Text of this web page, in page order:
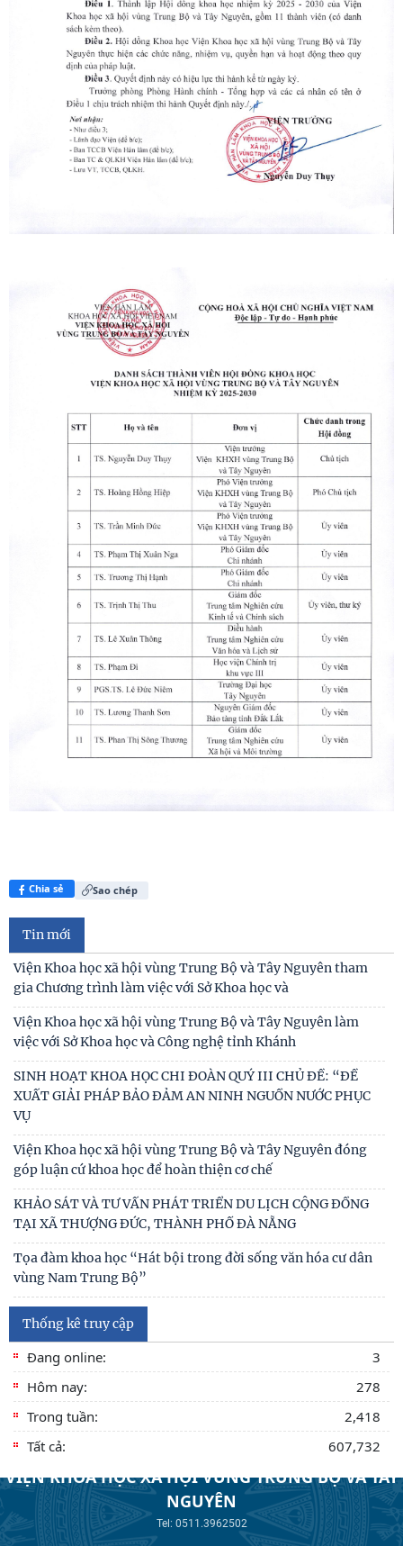
Chia sẻ Sao chép
Tin mới
Viện Khoa học xã hội vùng Trung Bộ và Tây Nguyên tham
gia Chương trình làm việc với Sở Khoa học và
Viện Khoa học xã hội vùng Trung Bộ và Tây Nguyên làm
việc với Sở Khoa học và Công nghệ tỉnh Khánh
SINH HOẠT KHOA HỌC CHI ĐOÀN QUÝ III CHỦ ĐỀ: “ĐỀ
XUẤT GIẢI PHÁP BẢO ĐẢM AN NINH NGUỒN NƯỚC PHỤC
VỤ
Viện Khoa học xã hội vùng Trung Bộ và Tây Nguyên đóng
góp luận cứ khoa học để hoàn thiện cơ chế
KHẢO SÁT VÀ TƯ VẤN PHÁT TRIỂN DU LỊCH CỘNG ĐỒNG
TẠI XÃ THƯỢNG ĐỨC, THÀNH PHỐ ĐÀ NẴNG
Tọa đàm khoa học “Hát bội trong đời sống văn hóa cư dân
vùng Nam Trung Bộ”
Kinh nghiệm quốc tế về kinh tế di sản và hàm ý giải pháp
góp phần xây dựng Công viên địa chất Phú
Bảo tồn, phát huy giá trị di sản văn hóa gắn với phát triển
du lịch bền vững ở tỉnh Đắk Lắk
Hạ tầng chiến lược cho phát triển kinh tế tư nhân tỉnh Đắk
Lắk trong bối cảnh tổ chức lại không
DẤU ẤN HỌC THUẬT CỦA VIỆN KHOA HỌC XÃ HỘI VÙNG
TRUNG BỘ VÀ TÂY NGUYÊN TẠI HỘI THẢO KHOA HỌC
QUỐC
Thống kê truy cập
Đang online:
3
Hôm nay:
278
Trong tuần:
2,418
Tất cả:
607,732
VIỆN KHOA HỌC XÃ HỘI VÙNG TRUNG BỘ VÀ TÂY
NGUYÊN
Tel: 0511.3962502